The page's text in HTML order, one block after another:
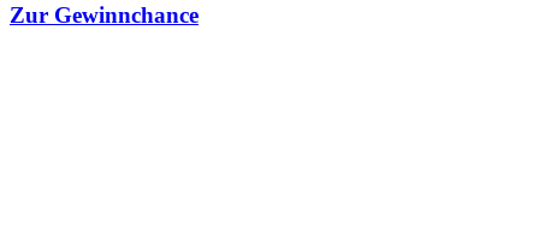
Zur Gewinnchance